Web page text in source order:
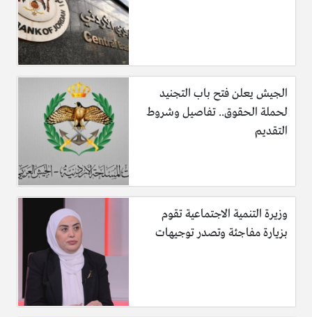
الجيش يعلن فتح باب التجنيد
لحملة الحقوق.. تفاصيل وشروط
التقديم
وزيرة التنمية الاجتماعية تقوم
بزيارة مفاجئة وتصدر توجيهات